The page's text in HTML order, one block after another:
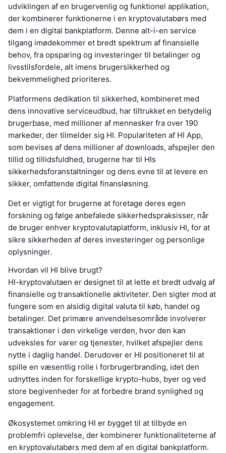
udviklingen af en brugervenlig og funktionel applikation,
der kombinerer funktionerne i en kryptovalutabørs med
dem i en digital bankplatform. Denne alt-i-en service
tilgang imødekommer et bredt spektrum af finansielle
behov, fra opsparing og investeringer til betalinger og
livsstilsfordele, alt imens brugersikkerhed og
bekvemmelighed prioriteres.
Platformens dedikation til sikkerhed, kombineret med
dens innovative serviceudbud, har tiltrukket en betydelig
brugerbase, med millioner af mennesker fra over 190
markeder, der tilmelder sig HI. Populariteten af HI App,
som bevises af dens millioner af downloads, afspejler den
tillid og tillidsfuldhed, brugerne har til HIs
sikkerhedsforanstaltninger og dens evne til at levere en
sikker, omfattende digital finansløsning.
Det er vigtigt for brugerne at foretage deres egen
forskning og følge anbefalede sikkerhedspraksisser, når
de bruger enhver kryptovalutaplatform, inklusiv HI, for at
sikre sikkerheden af deres investeringer og personlige
oplysninger.
Hvordan vil HI blive brugt?
HI-kryptovalutaen er designet til at lette et bredt udvalg af
finansielle og transaktionelle aktiviteter. Den sigter mod at
fungere som en alsidig digital valuta til køb, handel og
betalinger. Det primære anvendelsesområde involverer
transaktioner i den virkelige verden, hvor den kan
udveksles for varer og tjenester, hvilket afspejler dens
nytte i daglig handel. Derudover er HI positioneret til at
spille en væsentlig rolle i forbrugerbranding, idet den
udnyttes inden for forskellige krypto-hubs, byer og ved
store begivenheder for at forbedre brand synlighed og
engagement.
Økosystemet omkring HI er bygget til at tilbyde en
problemfri oplevelse, der kombinerer funktionaliteterne af
en kryptovalutabørs med dem af en digital bankplatform.